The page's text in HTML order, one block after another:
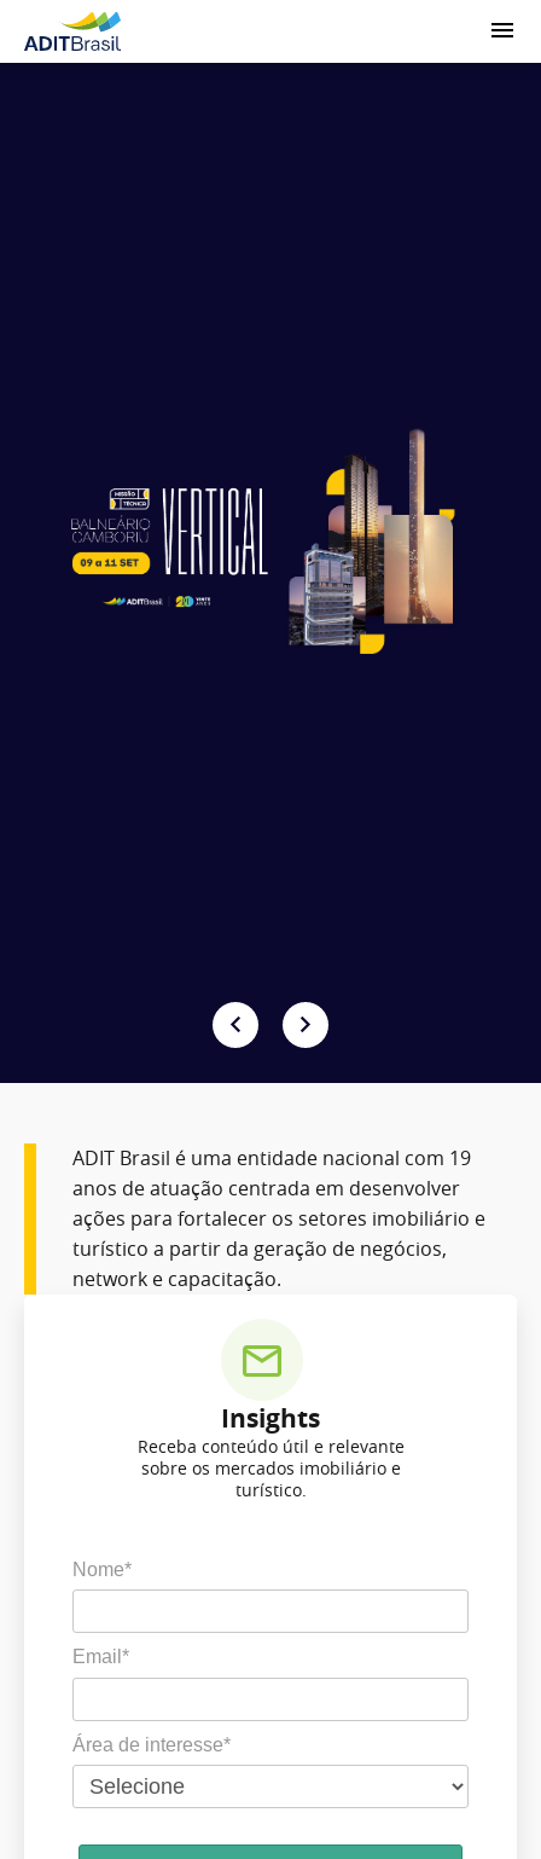
ADIT Brasil é uma entidade nacional com 19
anos de atuação centrada em desenvolver
ações para fortalecer os setores imobiliário e
turístico a partir da geração de negócios,
network e capacitação.
Insights
Receba conteúdo útil e relevante
sobre os mercados imobiliário e
turístico.
Nome*
Email*
Área de interesse*